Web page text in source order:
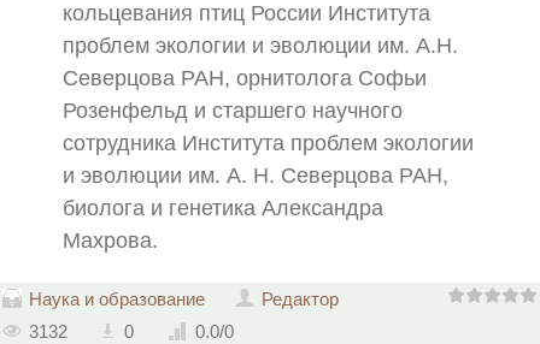
кольцевания птиц России Института
проблем экологии и эволюции им. А.Н.
Северцова РАН, орнитолога Софьи
Розенфельд и старшего научного
сотрудника Института проблем экологии
и эволюции им. А. Н. Северцова РАН,
биолога и генетика Александра
Махрова.
Наука и образование
Редактор
3132
0 0.0/0